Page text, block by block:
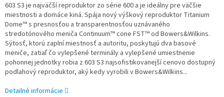
603 S3 je najväčší reproduktor zo série 600 a je ideálny pre väčšie
miestnosti a domáce kiná. Spája nový výškový reproduktor Titanium
Dome™ s presnosťou a transparentnosťou uznávaného
stredotónového meniča Continuum™ cone FST™ od Bowers&Wilkins.
Sýtosť, ktorú zaplní miestnosť a autoritu, poskytujú dva basové
meniče, zatiaľ čo vylepšené terminály a vylepšené umiestnenie
pohonnej jednotky robia z 603 S3 najsofistikovanejší cenovo dostupný
podlahový reproduktor, aký kedy vyrobili v Bowers&Wilkins...
Detailné informácie